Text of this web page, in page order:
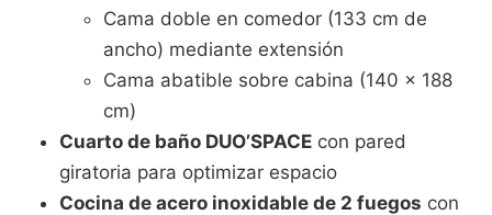
Cama doble en comedor (133 cm de
ancho) mediante extensión
Cama abatible sobre cabina (140 x 188
cm)
Cuarto de baño DUO’SPACE con pared
giratoria para optimizar espacio
Cocina de acero inoxidable de 2 fuegos con